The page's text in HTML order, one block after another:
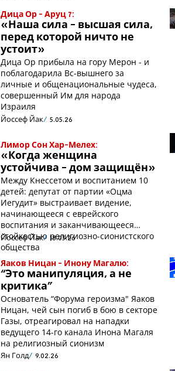
Дица Ор - Аруц 7:
«Наша сила - высшая сила,
перед которой ничто не
устоит»
Дица Ор прибыла на гору Мерон - и
поблагодарила Вс-вышнего за
личные и общенациональные чудеса,
совершенный Им для народа
Израиля
Йоссеф Йак 5.05.26
Лимор Сон Хар-Мелех:
«Когда женщина
устойчива - дом защищён»
Между Кнессетом и воспитанием 10
детей: депутат от партии «Оцма
Иегудит» выстраивает видение,
начинающееся с еврейского
воспитания и заканчивающееся
стойкостью религиозно-сионистского
общества
Йоссеф Йак 18.03.26
Яаков Ницан - Инону Магалю:
“Это манипуляция, а не
критика"
Основатель “Форума героизма" Яаков
Ницан, чей сын погиб в бою в секторе
Газы, отреагировал на нападки
ведущего 14-го канала Инона Магаля
на религиозный сионизм
Ян Голд 9.02.26